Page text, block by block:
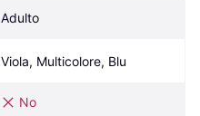
Adulto
Viola, Multicolore, Blu
No